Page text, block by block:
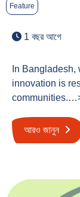
Feature
1 বছর আগে
In Bangladesh,
innovation is
আরও জানুন